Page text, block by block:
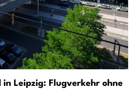
in Leipzig: Flugverkehr ohne